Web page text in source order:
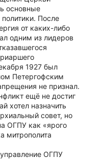
основные
После
от каких-либо
одним из лидеров
1927 был
Петергофским
не признал.
ещё не достиг
хотел назначить
совет, но
ОГПУ как «ярого
митрополита
ОГПУ